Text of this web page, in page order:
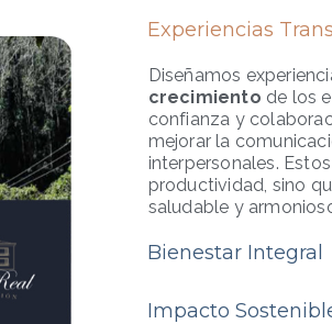
Experiencias
Diseñamos
crecimiento de los
confianza y
mejorar la
interpersonales.
productividad, sino
saludable y
Bienestar Integral
Impacto